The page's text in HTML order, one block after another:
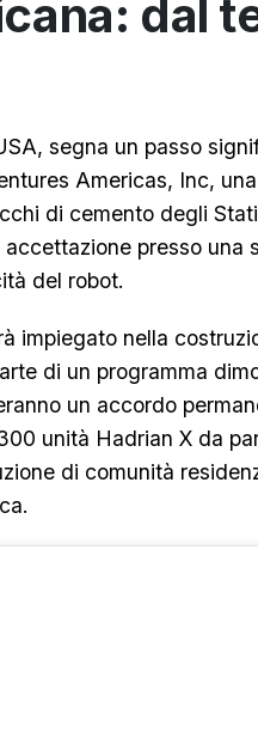
dal
segna un passo
Americas, Inc,
di cemento degli
presso una
del robot.
impiegato nella
di un programma
un accordo
unità Hadrian X da
di comunità